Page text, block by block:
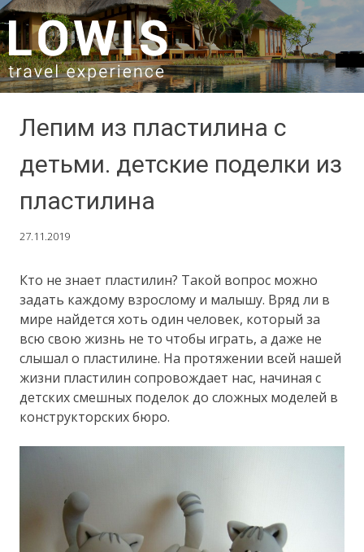
SKIP TO CONTENT
Лепим из пластилина с
детьми. детские поделки из
пластилина
27.11.2019
Кто не знает пластилин? Такой вопрос можно
задать каждому взрослому и малышу. Вряд ли в
мире найдется хоть один человек, который за
всю свою жизнь не то чтобы играть, а даже не
слышал о пластилине. На протяжении всей нашей
жизни пластилин сопровождает нас, начиная с
детских смешных поделок до сложных моделей в
конструкторских бюро.